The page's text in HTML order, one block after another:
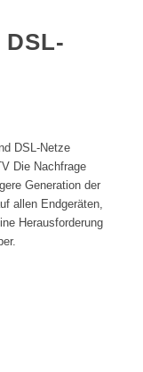
DSL-
DSL-Netze
Die Nachfrage
Generation der
allen Endgeräten,
Herausforderung